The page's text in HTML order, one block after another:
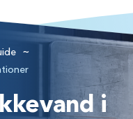
~
i